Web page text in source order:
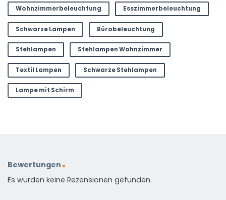
Wohnzimmerbeleuchtung Esszimmerbeleuchtung
Schwarze Lampen Bürobeleuchtung
Stehlampen Stehlampen Wohnzimmer
Textil Lampen Schwarze Stehlampen
Lampe mit Schirm
Bewertungen
Es wurden keine Rezensionen gefunden.